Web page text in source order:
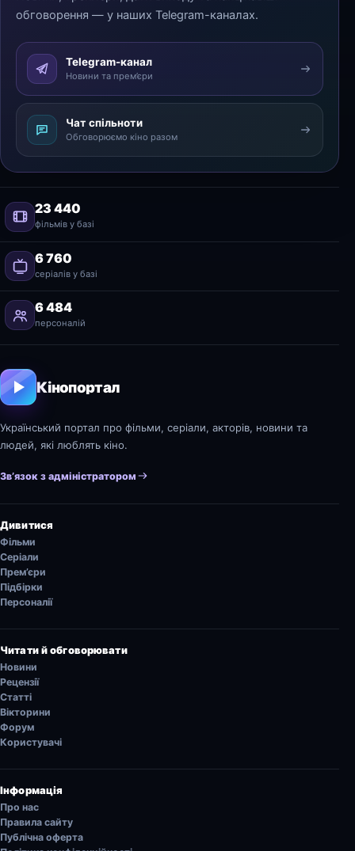
обговорення — у наших Telegram-каналах.
Telegram-канал
Новини та прем’єри
Чат спільноти
Обговорюємо кіно разом
23 440
фільмів у базі
6 760
серіалів у базі
6 484
персоналій
Кінопортал
Український портал про фільми, серіали, акторів, новини та
людей, які люблять кіно.
Зв’язок з адміністратором
Дивитися
Фільми
Серіали
Прем’єри
Підбірки
Персоналії
Читати й обговорювати
Новини
Рецензії
Статті
Вікторини
Форум
Користувачі
Інформація
Про нас
Правила сайту
Публічна оферта